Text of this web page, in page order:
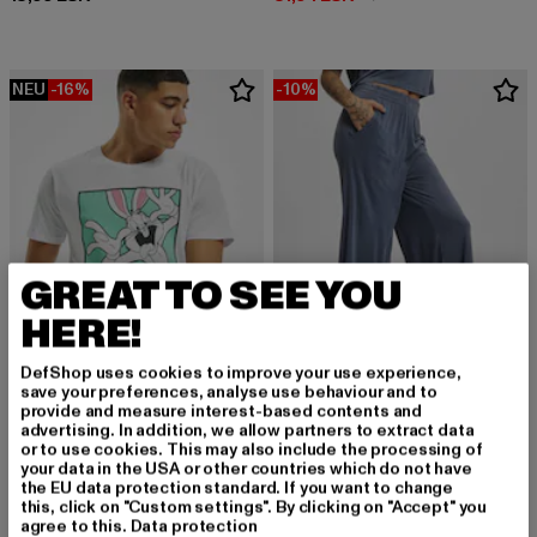
NEU -16%
MERCHCODE
Looney Tunes Bugs Bunny Funny Face
20,99 EUR
Derzeitiger Preis: 20,99 EUR
24,99 EURAktionspreis: 24,99 EUR
-10%
URBAN CLASSICS
Modal
26,99 EUR
Derzeitiger Preis: 26,99 EUR
29,99 EUR Aktionspreis:
GREAT TO SEE YOU
HERE!
DefShop uses cookies to improve your use experience,
save your preferences, analyse use behaviour and to
provide and measure interest-based contents and
advertising. In addition, we allow partners to extract data
or to use cookies. This may also include the processing of
your data in the USA or other countries which do not have
the EU data protection standard. If you want to change
this, click on "Custom settings". By clicking on "Accept" you
agree to this. Data protection